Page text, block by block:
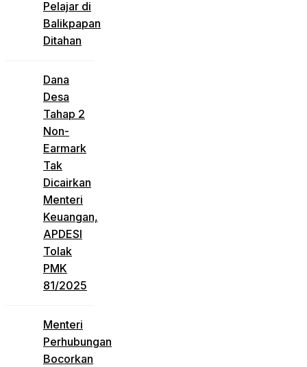
Pelajar di
Balikpapan
Ditahan
Dana
Desa
Tahap 2
Non-
Earmark
Tak
Dicairkan
Menteri
Keuangan,
APDESI
Tolak
PMK
81/2025
Menteri
Perhubungan
Bocorkan